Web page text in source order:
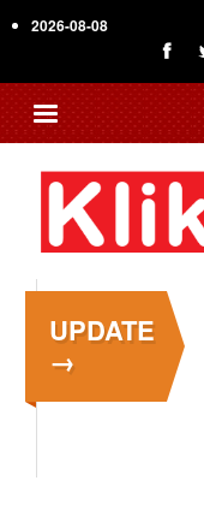
to
content
2026-08-08
UPDATE
→